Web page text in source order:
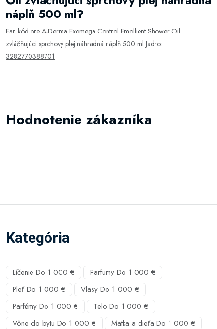
náplň 500 ml?
Ean kód pre A-Derma Exomega Control Emollient Shower Oil
zvláčňujúci sprchový plej náhradná náplň 500 ml Jadro:
3282770388701
Hodnotenie zákazníka
Kategória
Líčenie Do 1 000 €
Parfumy Do 1 000 €
Pleť Do 1 000 €
Vlasy Do 1 000 €
Parfémy Do 1 000 €
Telo Do 1 000 €
Vône do bytu Do 1 000 €
Matka a dieťa Do 1 000 €